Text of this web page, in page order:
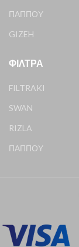
ΠΑΠΠΟΥ
GIZEH
ΦΊΛΤΡΑ
FILTRAKI
SWAN
RIZLA
ΠΑΠΠΟΥ